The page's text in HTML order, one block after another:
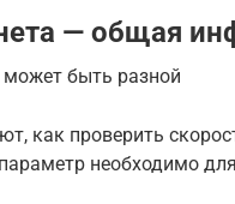
— общая
может быть разной
как проверить
необходимо